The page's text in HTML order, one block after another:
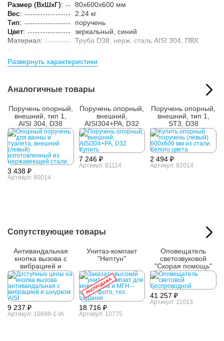
Размер (ВxШxГ):
80x600x600 мм
Вес:
2.24 кг
Тип:
поручень
Цвет:
зеркальный, синий
Материал:
Труба D38, нерж. cталь AISI 304, ПВХ
Параметры упакованного товара:
Размер (ВxШxГ):
90x610x610 мм
упаковке:
Развернуть характеристики
Аналогичные товары
Поручень опорный,
внешний, тип 1,
AISI 304, D38
3 438 ₽
Артикул: 80014
Поручень опорный,
внешний,
AISI304+PA, D32
7 246 ₽
Артикул: 81114
Поручень опорный,
внешний, тип 1,
ST3, D38
2 494 ₽
Артикул: 82014
Сопутствующие товары
Антивандальная
кнопка вызова с
вибрацией и
шнурком AISI 304
9 237 ₽
Артикул: 10698-1-IA
РАСПРОДАЖА
Унитаз-компакт
"Нептун"
18 716 ₽
Артикул: 10775
Оповещатель
светозвуковой
"Скорая помощь"
41 257 ₽
Артикул: 11013